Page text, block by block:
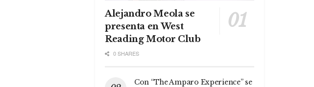
Alejandro Meola se
presenta en West
Reading Motor Club
0 SHARES
Con “The Amparo Experience” se